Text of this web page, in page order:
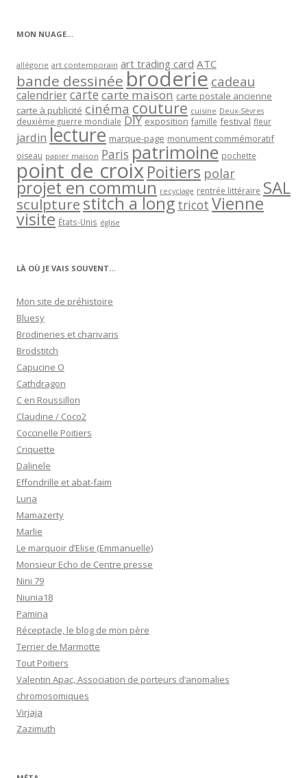
MON NUAGE…
allégorie art contemporain art trading card ATC
bande dessinée broderie cadeau
calendriercartecarte maison carte postale ancienne
carte à publicité cinéma couture cuisine Deux-Sèvres
deuxième guerre mondiale DIY exposition famille festival fleur
jardin lecture marque-page monument commémoratif
oiseau papier maison Paris patrimoine pochette
point de croixPoitiers polar
projet en commun recyclage rentrée littéraire SAL
sculpturestitch a long tricot Vienne
visite États-Unis église
LÀ OÙ JE VAIS SOUVENT…
Mon site de préhistoire
Bluesy
Brodineries et charivaris
Brodstitch
Capucine O
Cathdragon
C en Roussillon
Claudine / Coco2
Coccinelle Poitiers
Criquette
Dalinele
Effondrille et abat-faim
Luna
Mamazerty
Marlie
Le marquoir d’Elise (Emmanuelle)
Monsieur Echo de Centre presse
Nini 79
Niunia18
Pamina
Réceptacle, le blog de mon père
Terrier de Marmotte
Tout Poitiers
Valentin Apac, Association de porteurs d’anomalies
chromosomiques
Virjaja
Zazimuth